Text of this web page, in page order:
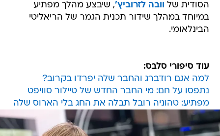
הסודית של וובה לזרוביץ', שיבצע מהלך מפתיע
במיוחד במהלך שידור תכנית הגמר של הריאליטי
הבינלאומי.
עוד סיפורי סלבס:
למה אגם רודברג והחבר שלה יפרדו בקרוב?
נתפסו על חם: מי החבר החדש של טיילור סוויפט
מפתיע: טהוניה רובל תבלה את החג בלי הארוס שלה